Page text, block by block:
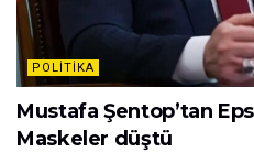
POLITIKA
Mustafa Şentop’tan
Maskeler düştü